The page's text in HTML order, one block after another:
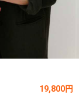
19,800円